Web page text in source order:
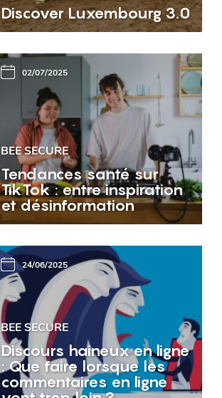
Discover Luxembourg 3.0
02/07/2025
BEE SECURE
Tendances santé sur
TikTok : entre inspiration
et désinformation
24/06/2025
BEE SECURE
Discours haineux en ligne
: Que faire lorsque les
commentaires en ligne